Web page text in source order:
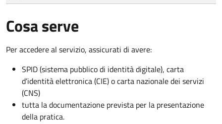
Cosa serve
Per accedere al servizio, assicurati di avere:
SPID (sistema pubblico di identità digitale), carta
d’identità elettronica (CIE) o carta nazionale dei servizi
(CNS)
tutta la documentazione prevista per la presentazione
della pratica.